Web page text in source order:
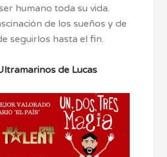
humano toda su vida.
de los sueños y de
seguirlos hasta el fin.
de Lucas